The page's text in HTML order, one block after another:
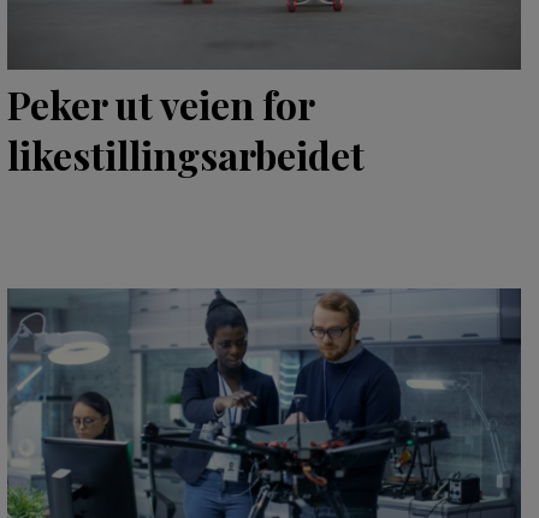
Peker ut veien for
likestillingsarbeidet